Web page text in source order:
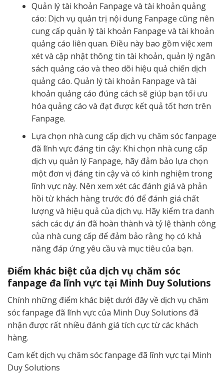
Quản lý tài khoản Fanpage và tài khoản quảng
cáo: Dịch vụ quản trị nội dung Fanpage cũng nên
cung cấp quản lý tài khoản Fanpage và tài khoản
quảng cáo liên quan. Điều này bao gồm việc xem
xét và cập nhật thông tin tài khoản, quản lý ngân
sách quảng cáo và theo dõi hiệu quả chiến dịch
quảng cáo. Quản lý tài khoản Fanpage và tài
khoản quảng cáo đúng cách sẽ giúp bạn tối ưu
hóa quảng cáo và đạt được kết quả tốt hơn trên
Fanpage.
Lựa chọn nhà cung cấp dịch vụ chăm sóc fanpage
đã lĩnh vực đáng tin cậy: Khi chọn nhà cung cấp
dịch vụ quản lý Fanpage, hãy đảm bảo lựa chọn
một đơn vị đáng tin cậy và có kinh nghiệm trong
lĩnh vực này. Nên xem xét các đánh giá và phản
hồi từ khách hàng trước đó để đánh giá chất
lượng và hiệu quả của dịch vụ. Hãy kiểm tra danh
sách các dự án đã hoàn thành và tỷ lệ thành công
của nhà cung cấp để đảm bảo rằng họ có khả
năng đáp ứng yêu cầu và mục tiêu của bạn.
Điểm khác biệt của dịch vụ chăm sóc
fanpage đa lĩnh vực tại Minh Duy Solutions
Chính những điểm khác biệt dưới đây về dịch vụ chăm
sóc fanpage đã lĩnh vực của Minh Duy Solutions đã
nhận được rất nhiều đánh giá tích cực từ các khách
hàng.
Cam kết dịch vụ chăm sóc fanpage đã lĩnh vực tại Minh
Duy Solutions